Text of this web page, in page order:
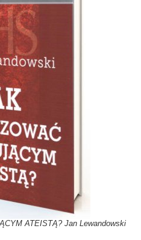
ATEISTĄ? Jan Lewandowski